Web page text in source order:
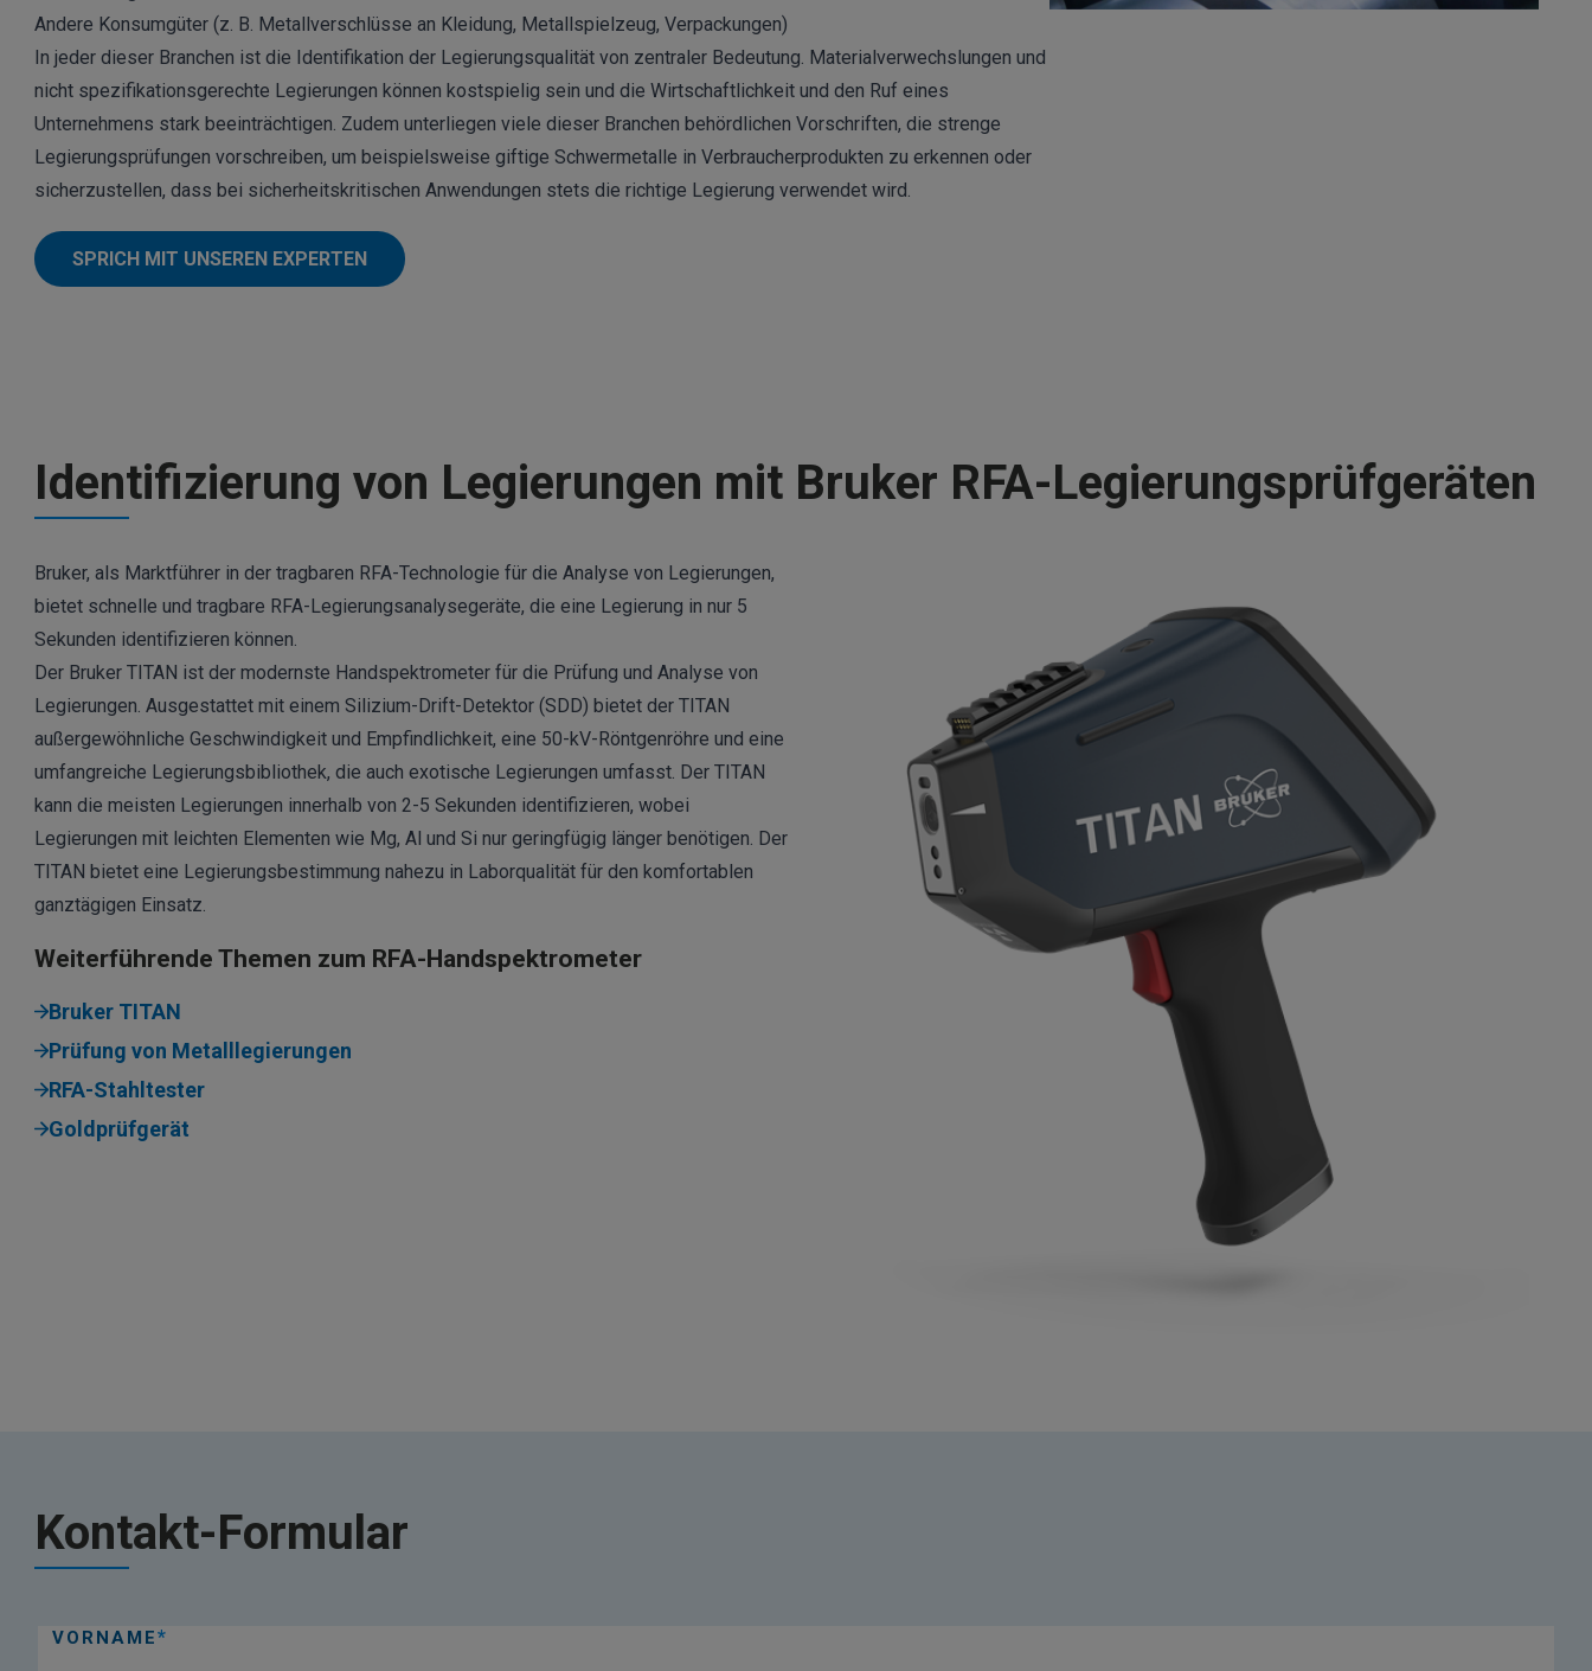
Andere Konsumgüter (z. B. Metallverschlüsse an Kleidung, Metallspielzeug, Verpackungen)
In jeder dieser Branchen ist die Identifikation der Legierungsqualität von zentraler Bedeutung. Materialverwechslungen und
nicht spezifikationsgerechte Legierungen können kostspielig sein und die Wirtschaftlichkeit und den Ruf eines
Unternehmens stark beeinträchtigen. Zudem unterliegen viele dieser Branchen behördlichen Vorschriften, die strenge
Legierungsprüfungen vorschreiben, um beispielsweise giftige Schwermetalle in Verbraucherprodukten zu erkennen oder
sicherzustellen, dass bei sicherheitskritischen Anwendungen stets die richtige Legierung verwendet wird.
SPRICH MIT UNSEREN EXPERTEN
Identifizierung von Legierungen mit Bruker RFA-Legierungsprüfgeräten
Bruker, als Marktführer in der tragbaren RFA-Technologie für die Analyse von Legierungen,
bietet schnelle und tragbare RFA-Legierungsanalysegeräte, die eine Legierung in nur 5
Sekunden identifizieren können.
Der Bruker TITAN ist der modernste Handspektrometer für die Prüfung und Analyse von
Legierungen. Ausgestattet mit einem Silizium-Drift-Detektor (SDD) bietet der TITAN
außergewöhnliche Geschwindigkeit und Empfindlichkeit, eine 50-kV-Röntgenröhre und eine
umfangreiche Legierungsbibliothek, die auch exotische Legierungen umfasst. Der TITAN
kann die meisten Legierungen innerhalb von 2-5 Sekunden identifizieren, wobei
Legierungen mit leichten Elementen wie Mg, Al und Si nur geringfügig länger benötigen. Der
TITAN bietet eine Legierungsbestimmung nahezu in Laborqualität für den komfortablen
ganztägigen Einsatz.
Weiterführende Themen zum RFA-Handspektrometer
Bruker TITAN
Prüfung von Metalllegierungen
RFA-Stahltester
Goldprüfgerät
Kontakt-Formular
VORNAME